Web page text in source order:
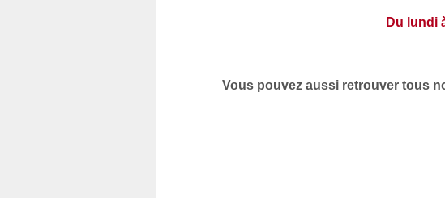
Du lundi
Vous pouvez aussi retrouver tous